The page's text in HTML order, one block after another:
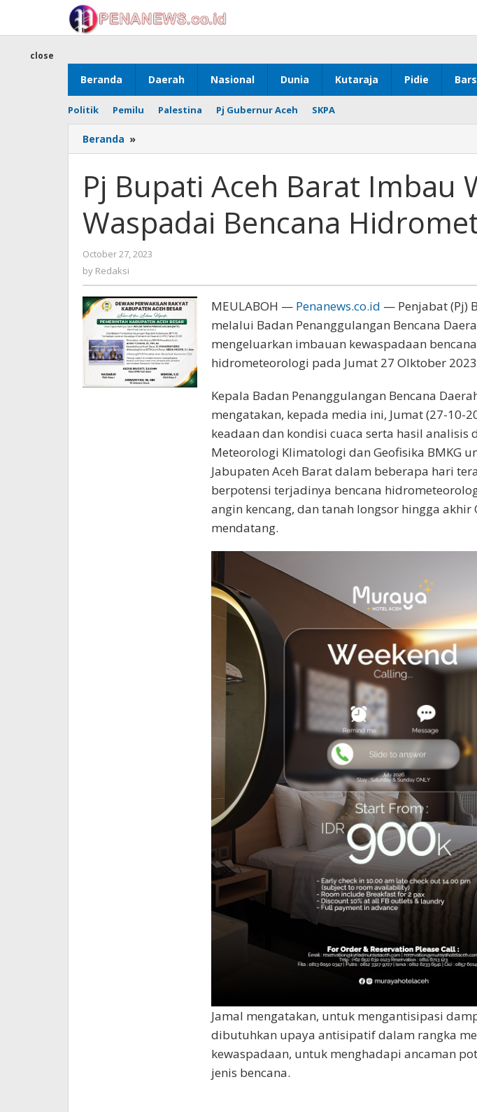
content
Beranda Daerah Nasional Dunia Kutaraja Pidie
Politik Pemilu Palestina Pj Gubernur Aceh SKPA
close
Beranda »
Bupati
Barat
Imbau
Waspadai
Bencana
Hidrometeorologi
Pj Bupati Aceh Barat Imbau
Waspadai Bencana
October 27, 2023
by Redaksi
MEULABOH — Penanews.co.id — Penjabat (Pj)
melalui Badan Penanggulangan Bencana
mengeluarkan imbauan kewaspadaan bencana
hidrometeorologi pada Jumat 27 OIktober 2023
Kepala Badan Penanggulangan Bencana
mengatakan, kepada media ini, Jumat (27-10-
keadaan dan kondisi cuaca serta hasil analisis
Meteorologi Klimatologi dan Geofisika BMKG
Jabupaten Aceh Barat dalam beberapa hari
berpotensi terjadinya bencana
angin kencang, dan tanah longsor hingga akhir
mendatang.
Jamal mengatakan, untuk mengantisipasi
dibutuhkan upaya antisipatif dalam rangka
kewaspadaan, untuk menghadapi ancaman
jenis bencana.